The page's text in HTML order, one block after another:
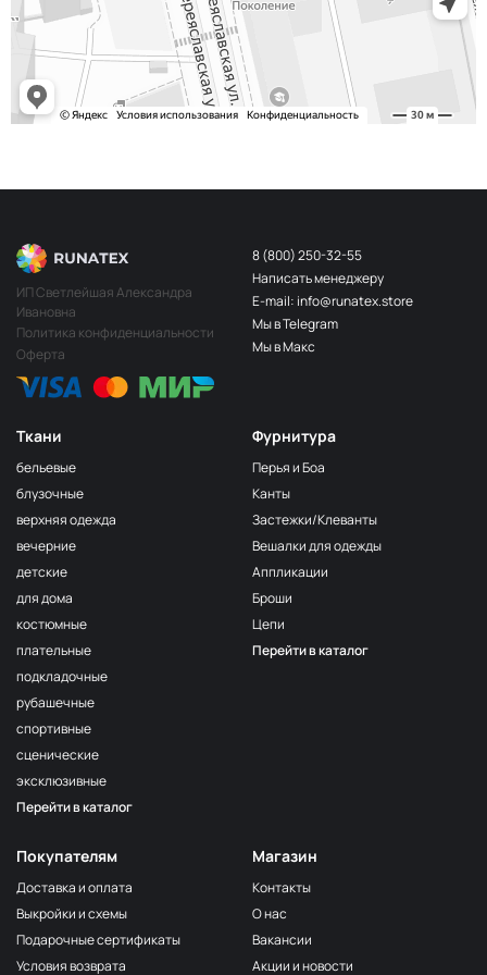
243/2
2Бл.Бирюзовый МП-20-243/2
S248
Св.Бирюза
2400000683254
203/3
3Т.Бирюзовый
МП-20-203/3
(Т.Бирюзовый)
МП-20-198
2Т.Бирюзовый
МП-20-203/2
1Св.Бирюзовый
Аквамарин(Т.Бирюзовый)
МП-20-245
F222/2
волна
МП-20-F222/2
МП-20-F222/3
F257 Аквамарин
МП-20-F257
203/1
1Т.Бирюзовый
F254 Лагуна
4Св.Бирюзовый
F224/2
2Океанская
309/1 1Т.Серый
МП-20-309/1
F206 Бл.Бирюза
МП-20-F206
F321/1 Океан
МП-20-F321/1
191/2
Ткани
бельевые
блузочные
верхняя одежда
вечерние
детские
для дома
костюмные
плательные
подкладочные
рубашечные
спортивные
сценические
эксклюзивные
Перейти в каталог
Фурнитура
Перья и Боа
Канты
Застежки/Клеванты
Вешалки для одежды
Аппликации
Броши
Цепи
Перейти в каталог
Покупателям
Доставка и оплата
Выкройки и схемы
Подарочные сертификаты
Условия возврата
Магазин
Контакты
О нас
Вакансии
Акции и новости
ИП Светлейшая Александра
Ивановна
Политика конфиденциальности
Оферта
8 (800) 250-32-55
Написать менеджеру
E-mail: info@runatex.store
Мы в Telegram
Мы в Макс